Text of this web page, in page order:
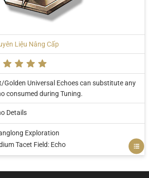
Liệu Nâng Cấp
Golden Universal Echoes can substitute any
consumed during Tuning.
Details
Exploration
Tacet Field: Echo